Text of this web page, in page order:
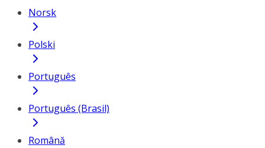
Norsk
Polski
Português
Português (Brasil)
Română